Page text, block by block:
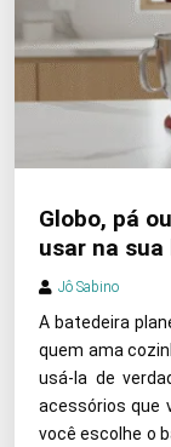
Globo, pá
usar na
Jô Sabino
A batedeira
quem ama
usá-la de
acessórios que
você escolhe o